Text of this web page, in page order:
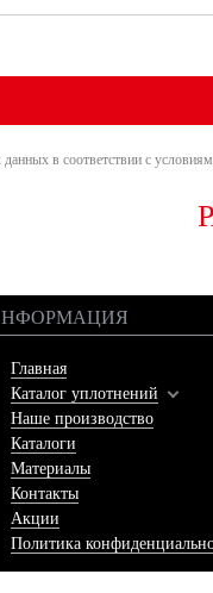
в соответствии с
Главная
Каталог уплотнений
Наше производство
Каталоги
Материалы
Контакты
Акции
Политика